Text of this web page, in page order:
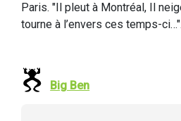
Paris. "Il pleut à Montréal, Il
tourne à l’envers ces temps-ci…".
Big Ben